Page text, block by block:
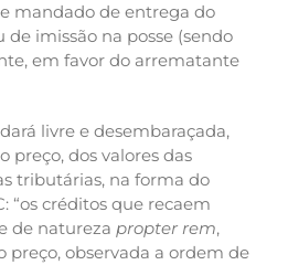
mandado de entrega do
de imissão na posse (sendo
em favor do arrematante
livre e desembaraçada,
preço, dos valores das
tributárias, na forma do
“os créditos que recaem
de natureza propter rem,
preço, observada a ordem de